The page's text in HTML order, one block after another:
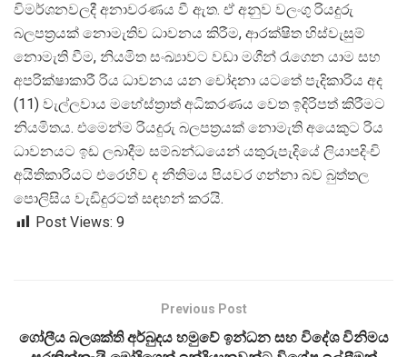
විමර්ශනවලදී අනාවරණය වී ඇත. ඒ අනුව වලංගු රියදුරු
බලපත්රයක් නොමැතිව ධාවනය කිරීම, ආරක්ෂිත හිස්වැසුම්
නොමැති වීම, නියමිත සංඛ්යාවට වඩා මගීන් රැගෙන යාම සහ
අපරික්ෂාකාරී රිය ධාවනය යන චෝදනා යටතේ පැදිකාරිය අද
(11) වැල්ලවාය මහේස්ත්රාත් අධිකරණය වෙත ඉදිරිපත් කිරීමට
නියමිතය. එමෙන්ම රියදුරු බලපත්රයක් නොමැති අයෙකුට රිය
ධාවනයට ඉඩ ලබාදීම සම්බන්ධයෙන් යතුරුපැදියේ ලියාපදිංචි
අයිතිකාරියට එරෙහිව ද නීතිමය පියවර ගන්නා බව බුත්තල
පොලිසිය වැඩිදුරටත් සඳහන් කරයි.
Post Views: 9
Previous Post
ගෝලීය බලශක්ති අර්බුදය හමුවේ ඉන්ධන සහ විදේශ විනිමය